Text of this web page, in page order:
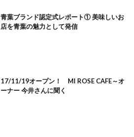
青葉ブランド認定式レポート① 美味しいお
店を青葉の魅力として発信
17/11/19オープン！ MI ROSE CAFE～オ
ーナー 今井さんに聞く